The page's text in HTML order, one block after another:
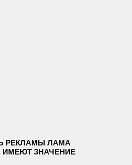
РЕКЛАМЫ ЛАМА
ИМЕЮТ ЗНАЧЕНИЕ